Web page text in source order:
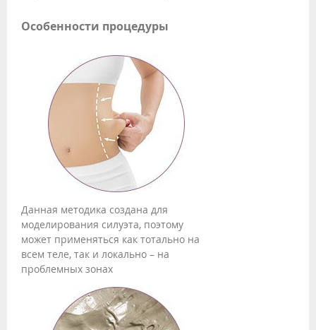
Особенности процедуры
Данная методика создана для
моделирования силуэта, поэтому
может применяться как тотально на
всем теле, так и локально – на
проблемных зонах